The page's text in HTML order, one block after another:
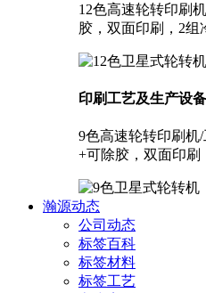
12色高速轮转印刷
胶，双面印刷，2组
印刷工艺及生产设备
9色高速轮转印刷机
+可除胶，双面印刷
瀚源动态
公司动态
标签百科
标签材料
标签工艺